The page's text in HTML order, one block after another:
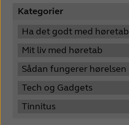
Kategorier
Ha det godt med høretab
Mit liv med høretab
Sådan fungerer hørelsen
Tech og Gadgets
Tinnitus